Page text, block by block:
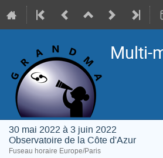
Multi-
30 mai 2022 à 3 juin 2022
Observatoire de la Côte d'Azur
Fuseau horaire Europe/Paris